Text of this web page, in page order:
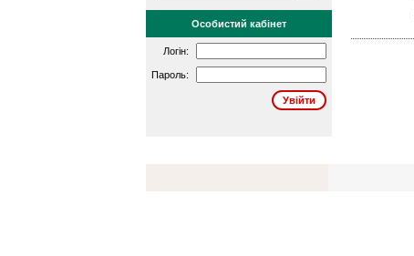
Особистий кабінет
Логін:
Пароль: